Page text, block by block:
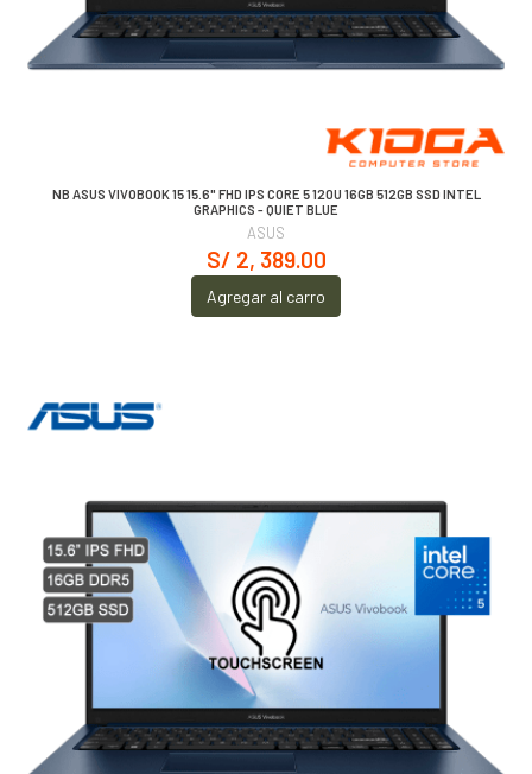
NB ASUS VIVOBOOK 15 15.6" FHD IPS CORE 5 120U 16GB 512GB SSD INTEL
GRAPHICS - QUIET BLUE
ASUS
S/ 2, 389.00
Agregar al carro